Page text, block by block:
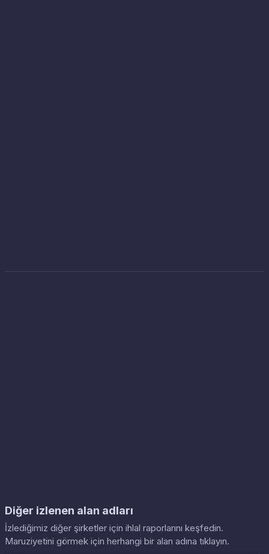
Diğer izlenen alan adları
İzlediğimiz diğer şirketler için ihlal raporlarını keşfedin.
Maruziyetini görmek için herhangi bir alan adına tıklayın.